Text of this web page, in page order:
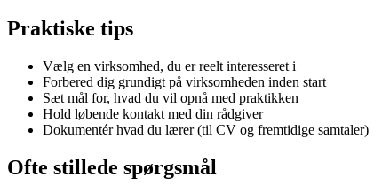
Praktiske tips
Vælg en virksomhed, du er reelt interesseret i
Forbered dig grundigt på virksomheden inden start
Sæt mål for, hvad du vil opnå med praktikken
Hold løbende kontakt med din rådgiver
Dokumentér hvad du lærer (til CV og fremtidige samtaler)
Ofte stillede spørgsmål